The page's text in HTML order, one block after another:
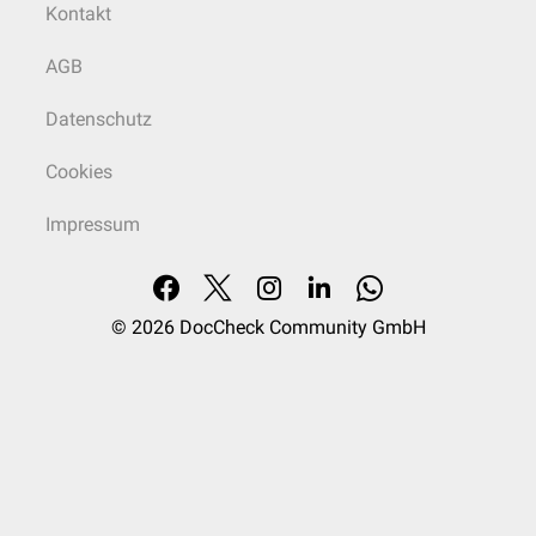
Kontakt
AGB
Datenschutz
Cookies
Impressum
© 2026 DocCheck Community GmbH